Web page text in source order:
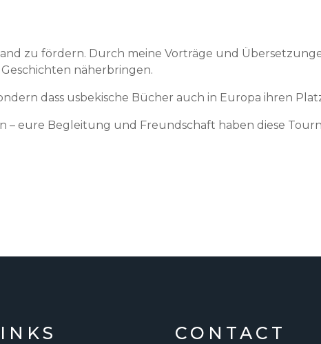
zu fördern. Durch meine Vorträge und
näherbringen.
dass usbekische Bücher auch in Europa ihren
– eure Begleitung und Freundschaft haben diese
CONTACT